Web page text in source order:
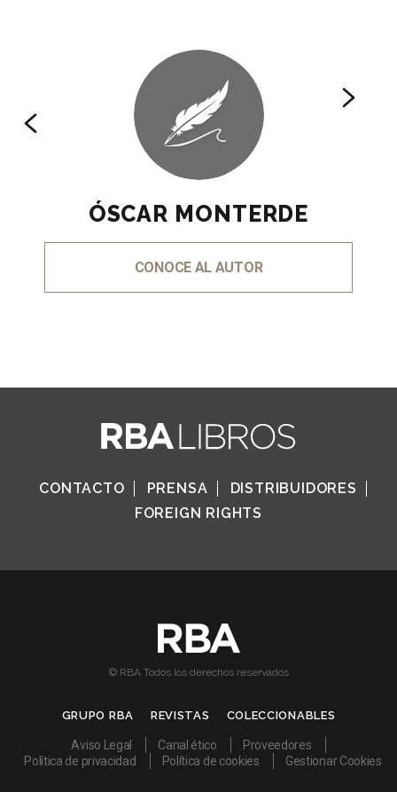
ÓSCAR MONTERDE
CONOCE AL AUTOR
CONTACTO PRENSA
DISTRIBUIDORES
FOREIGN RIGHTS
© RBA Todos los derechos reservados
GRUPO RBA REVISTAS COLECCIONABLES
Aviso Legal Canal ético
Proveedores
Política de privacidad
Política de cookies Gestionar Cookies